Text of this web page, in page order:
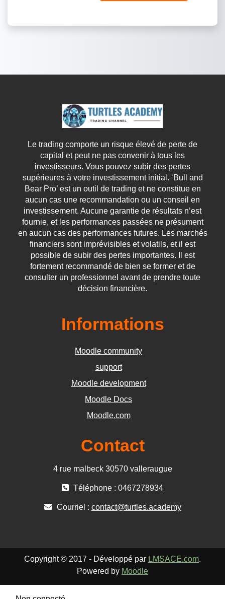
Le trading comporte un risque élevé de perte de
capital et peut ne pas convenir à tous les
investisseurs. Vous pouvez subir des pertes
supérieures à votre investissement initial. ‘Bull and
Bear Pro’ est un outil de trading et ne constitue en
aucun cas une recommandation ou un conseil en
investissement. Aucune garantie de résultats n’est
fournie, et les performances passées ne présument
en aucun cas des performances futures. Les marchés
financiers sont imprévisibles et volatils, et il est
possible de subir des pertes importantes. Il est
fortement recommandé de bien se former et de
consulter un professionnel avant de prendre toute
décision financière.
Informations
Moodle community
support
Moodle development
Moodle Docs
Moodle.com
Contact
4 rue malbeck 30570 valleraugue
Téléphone : 0467278934
Courriel : contact@turtles.academy
Copyright © 2017 - Développé par LMSACE.com.
Powered by Moodle